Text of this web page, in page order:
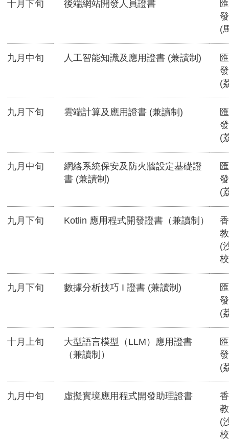
十月下旬 後端網站開發人員證書
(
九月中旬 人工智能知識及應用證書 (兼讀制)
(
九月下旬 雲端計算及應用證書 (兼讀制)
(
九月中旬
網絡系統保安及防火牆設定基礎證
書 (兼讀制)
(
九月下旬 Kotlin 應用程式開發證書（兼讀制）
(
九月下旬 數據分析技巧 I 證書 (兼讀制)
(
十月上旬
大型語言模型（LLM）應用證書
（兼讀制）
(
九月中旬 虛擬實境應用程式開發助理證書
(